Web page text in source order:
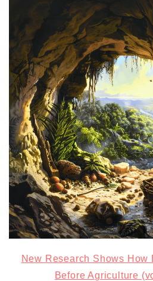
New Research Shows How
Before Agriculture